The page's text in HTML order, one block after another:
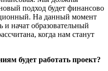
подход будет финансово
На данный момент
и начат образовательный
когда нам станут
будет работать проект?